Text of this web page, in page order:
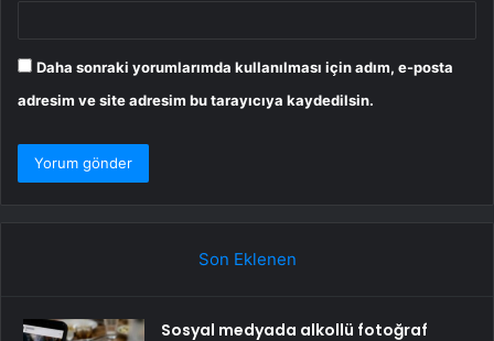
Daha sonraki yorumlarımda kullanılması için adım, e-posta
adresim ve site adresim bu tarayıcıya kaydedilsin.
Son Eklenen
Sosyal medyada alkollü fotoğraf